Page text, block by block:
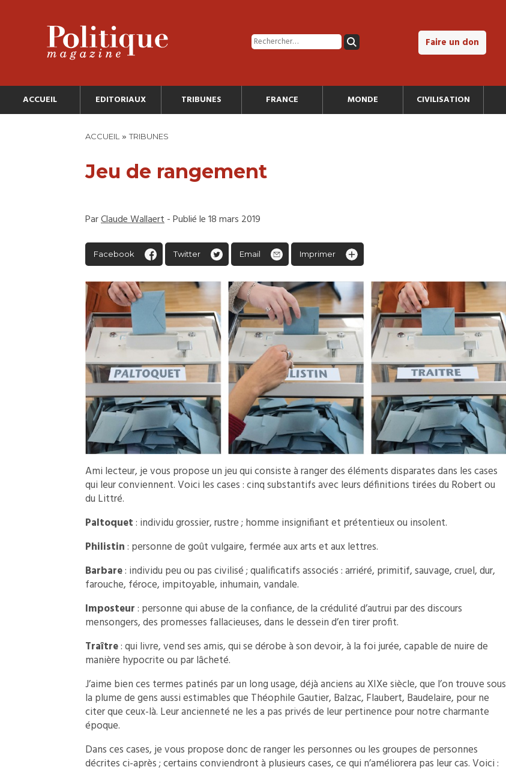
Faire un don
ACCUEIL EDITORIAUX TRIBUNES FRANCE MONDE CIVILISATION
ACCUEIL »TRIBUNES
Jeu de rangement
ParClaude Wallaert- Publié le 18 mars 2019
Facebook Twitter Email Imprimer
Ami lecteur, je vous propose un jeu qui consiste à ranger des éléments disparates dans les cases
qui leur conviennent. Voici les cases : cinq substantifs avec leurs définitions tirées du Robert ou
du Littré.
Paltoquet: individu grossier, rustre ; homme insignifiant et prétentieux ou insolent.
Philistin: personne de goût vulgaire, fermée aux arts et aux lettres.
Barbare: individu peu ou pas civilisé ; qualificatifs associés : arriéré, primitif, sauvage, cruel, dur,
farouche, féroce, impitoyable, inhumain, vandale.
Imposteur: personne qui abuse de la confiance, de la crédulité d’autrui par des discours
mensongers, des promesses fallacieuses, dans le dessein d’en tirer profit.
Traître: qui livre, vend ses amis, qui se dérobe à son devoir, à la foi jurée, capable de nuire de
manière hypocrite ou par lâcheté.
J’aime bien ces termes patinés par un long usage, déjà anciens au XIXe siècle, que l’on trouve sous
la plume de gens aussi estimables que Théophile Gautier, Balzac, Flaubert, Baudelaire, pour ne
citer que ceux-là. Leur ancienneté ne les a pas privés de leur pertinence pour notre charmante
époque.
Dans ces cases, je vous propose donc de ranger les personnes ou les groupes de personnes
décrites ci-après ; certains conviendront à plusieurs cases, ce qui n’améliorera pas leur cas. Voici :